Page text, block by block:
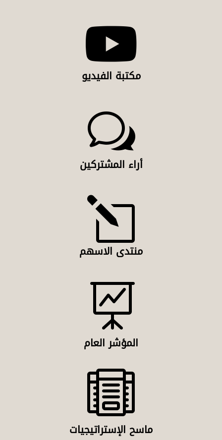

مكتبة الفيديو
w
أراء المشتركين
l
منتدى الاسهم

المؤشر العام

ماسح الإستراتيجيات